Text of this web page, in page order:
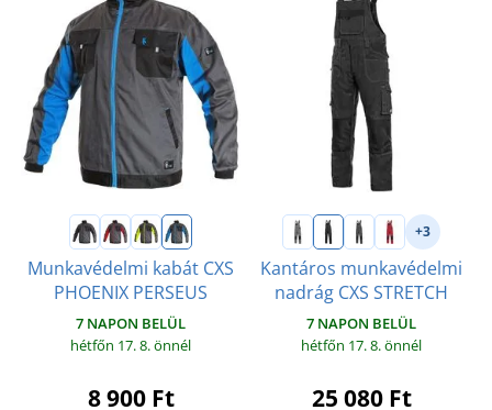
Munkavédelmi kabát CXS
PHOENIX PERSEUS
7 NAPON BELÜL
hétfőn 17. 8.önnél
8 900 Ft
+3
Kantáros munkavédelmi
nadrág CXS STRETCH
7 NAPON BELÜL
hétfőn 17. 8.önnél
25 080 Ft